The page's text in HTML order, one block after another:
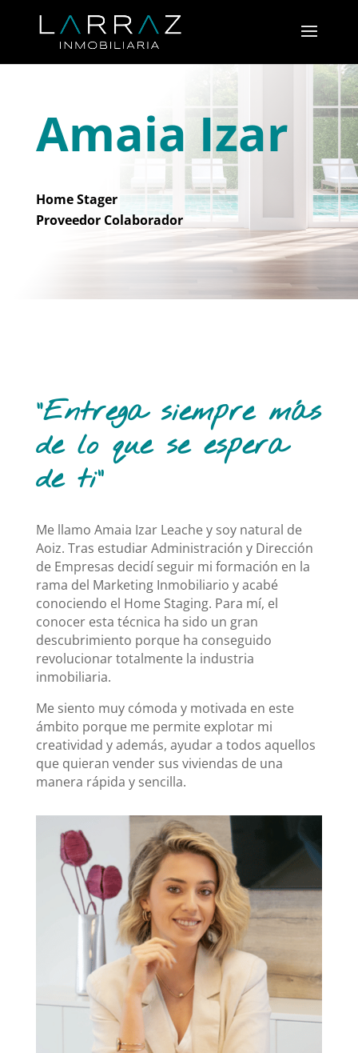
Amaia Izar
Home Stager
Proveedor Colaborador
“Entrega siempre más
de lo que se espera
de ti”
Me llamo Amaia Izar Leache y soy natural de
Aoiz. Tras estudiar Administración y Dirección
de Empresas decidí seguir mi formación en la
rama del Marketing Inmobiliario y acabé
conociendo el Home Staging. Para mí, el
conocer esta técnica ha sido un gran
descubrimiento porque ha conseguido
revolucionar totalmente la industria
inmobiliaria.
Me siento muy cómoda y motivada en este
ámbito porque me permite explotar mi
creatividad y además, ayudar a todos aquellos
que quieran vender sus viviendas de una
manera rápida y sencilla.